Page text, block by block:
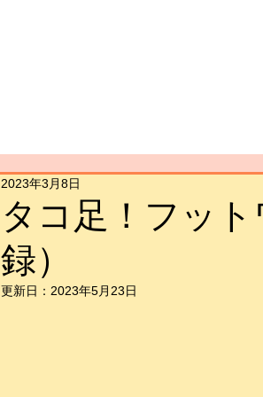
タコ足！フッ
録）
2023年3月8日
更新日： 2023年5月23日